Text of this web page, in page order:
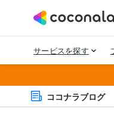
ココナラブログ